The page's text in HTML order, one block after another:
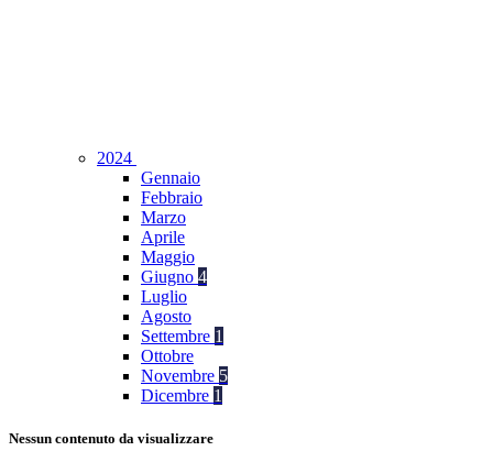
2024
Gennaio
Febbraio
Marzo
Aprile
Maggio
Giugno 4
Luglio
Agosto
Settembre 1
Ottobre
Novembre 5
Dicembre 1
Nessun contenuto da visualizzare